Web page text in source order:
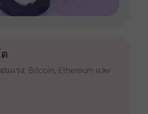
นแรง: Bitcoin, Ethereum และ